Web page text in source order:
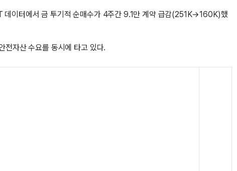
이터에서 금 투기적 순매수가 4주간 9.1만 계약 급감(251K→160K)했
자산 수요를 동시에 타고 있다.